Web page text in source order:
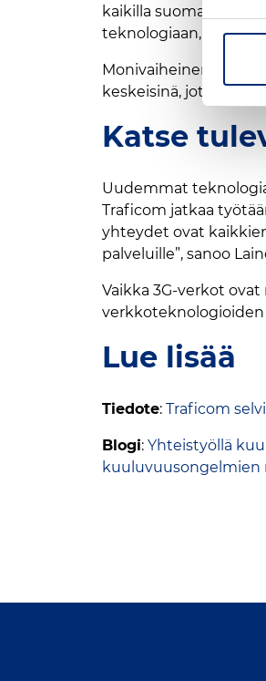
kaikilla suomalaisilla
teknologiaan, myös
Monivaiheinen
keskeisinä, jotta
Katse
Uudemmat
Traficom jatkaa
yhteydet ovat
palveluille”, sanoo
Vaikka 3G-verkot
verkkoteknologioiden
Lue lisää
Tiedote: Traficom
Blogi: Yhteistyöllä
kuuluvuusongelmien